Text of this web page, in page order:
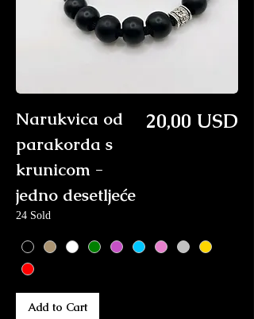
Narukvica od
parakorda s
krunicom -
jedno desetljeće
Price
20,00 USD
24 Sold
Add to Cart